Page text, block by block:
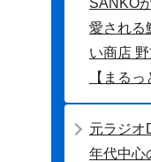
愛される
い商店
【まるっ
元ラジオ
年代中心